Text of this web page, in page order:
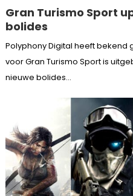
Gran Turismo Sport
bolides
Polyphony Digital heeft
voor Gran Turismo Sport is
nieuwe bolides...